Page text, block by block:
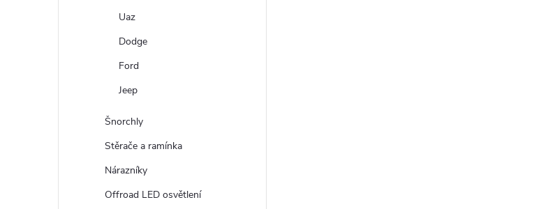
Uaz
Dodge
Ford
Jeep
Šnorchly
Stěrače a ramínka
Nárazníky
Offroad LED osvětlení